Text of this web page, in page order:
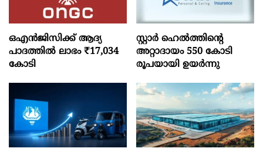
ഒഎന്‍ജിസിക്ക് ആദ്യ
പാദത്തില്‍ ലാഭം ₹17,034
കോടി
സ്റ്റാർ ഹെൽത്തിന്റെ
അറ്റാദായം 550 കോടി
രൂപയായി ഉയർന്നു